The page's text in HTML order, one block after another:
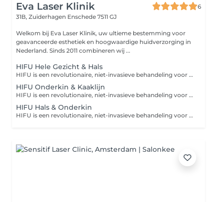
Eva Laser Klinik
6
31B, Zuiderhagen Enschede 7511 GJ
Welkom bij Eva Laser Klinik, uw ultieme bestemming voor
geavanceerde esthetiek en hoogwaardige huidverzorging in
Nederland. Sinds 2011 combineren wij ...
HIFU Hele Gezicht & Hals
HIFU is een revolutionaire, niet-invasieve behandeling voor een natuurlijke facelift en diepe huidverstraking. Dankzij hoogtechnologische ultrasone geluidsgolven wordt de collageenproductie gestimuleerd. Geniet van een strakke, jeugdige huid zonder snijden!
HIFU Onderkin & Kaaklijn
HIFU is een revolutionaire, niet-invasieve behandeling voor een natuurlijke facelift en diepe huidverstraking. Dankzij hoogtechnologische ultrasone geluidsgolven wordt de collageenproductie gestimuleerd. Geniet van een strakke, jeugdige huid zonder snijden!
HIFU Hals & Onderkin
HIFU is een revolutionaire, niet-invasieve behandeling voor een natuurlijke facelift en diepe huidverstraking. Dankzij hoogtechnologische ultrasone geluidsgolven wordt de collageenproductie gestimuleerd. Geniet van een strakke, jeugdige huid zonder snijden!